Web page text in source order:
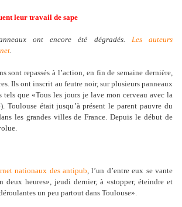
leur travail de sape
ont encore été dégradés. Les auteurs
.
sont repassés à l’action, en fin de semaine dernière,
Ils ont inscrit au feutre noir, sur plusieurs panneaux
tels que «Tous les jours je lave mon cerveau avec la
Toulouse était jusqu ’à présent le parent pauvre du
les grandes villes de France. Depuis le début de
nationaux des antipub, l’un d’entre eux se vante
deux heures», jeudi dernier, à «stopper, éteindre et
un peu partout dans Toulouse».